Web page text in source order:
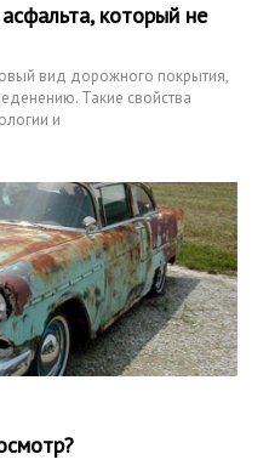
который не
вид дорожного покрытия,
Такие свойства
и